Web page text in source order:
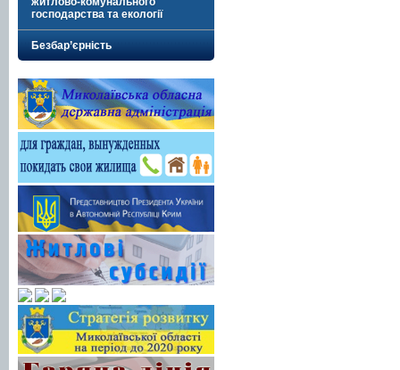
господарства та екології
Безбар’єрність